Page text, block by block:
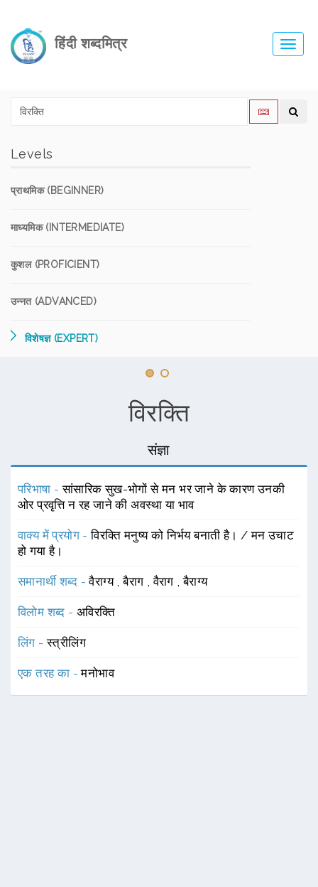
हिंदी शब्दमित्र
Levels
प्राथमिक (BEGINNER)
माध्यमिक (INTERMEDIATE)
कुशल (PROFICIENT)
उन्नत (ADVANCED)
विशेषज्ञ (EXPERT)
विरक्ति
संज्ञा
परिभाषा -सांसारिक सुख-भोगों से मन भर जाने के कारण उनकी
ओर प्रवृत्ति न रह जाने की अवस्था या भाव
वाक्य में प्रयोग -विरक्ति मनुष्य को निर्भय बनाती है। / मन उचाट
हो गया है।
समानार्थी शब्द -वैराग्य ,बैराग ,वैराग ,बैराग्य
विलोम शब्द - अविरक्ति
लिंग -स्त्रीलिंग
एक तरह का -मनोभाव